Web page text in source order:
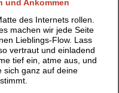
und Ankommen
des Internets rollen.
machen wir jede Seite
Lieblings-Flow. Lass
vertraut und einladend
tief ein, atme aus, und
sich ganz auf deine